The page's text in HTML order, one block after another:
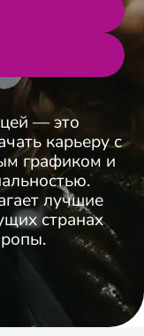
— это
карьеру с
графиком и
лучшие
странах